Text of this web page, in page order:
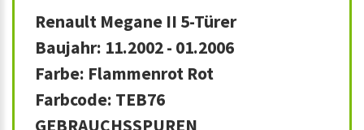
Renault Megane II 5-Türer
Baujahr: 11.2002 - 01.2006
Farbe: Flammenrot Rot
Farbcode: TEB76
GEBRAUCHSSPUREN